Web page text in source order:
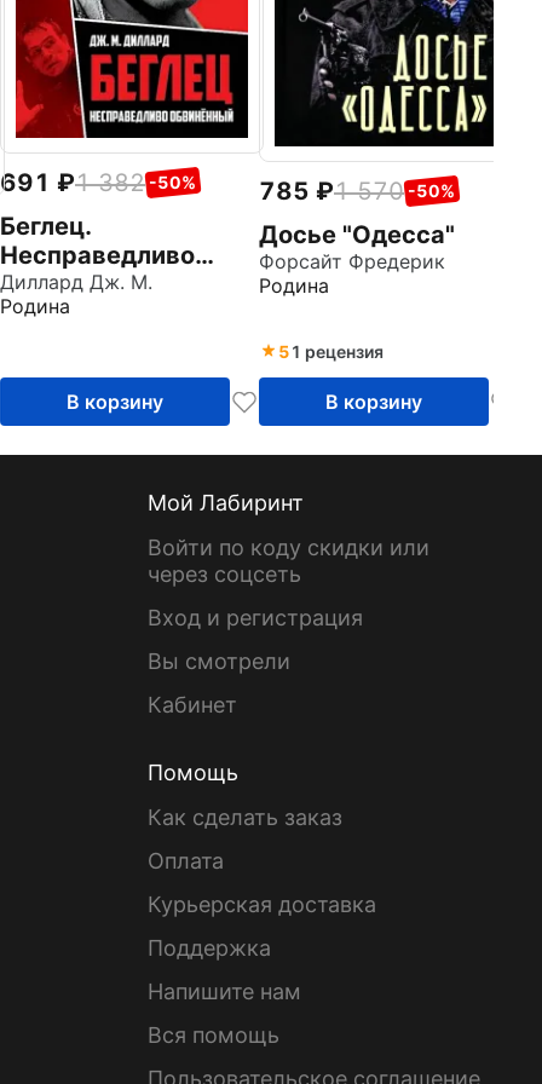
691 1 382 -50%
Беглец.
Несправедливо
обвиненный
Диллард Дж. М.
Родина
В корзину
785 1 570 -50%
Досье "Одесса"
Форсайт Фредерик
Родина
51 рецензия
В корзину
Мой Лабиринт
Войти по коду скидки или
через соцсеть
Вход и регистрация
Вы смотрели
Кабинет
Помощь
Как сделать заказ
Оплата
Курьерская доставка
Поддержка
Напишите нам
Вся помощь
Пользовательское соглашение